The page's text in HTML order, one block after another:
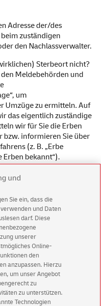
Adresse der/des
zuständigen
den Nachlassverwalter.
Sterbeort nicht?
Meldebehörden und
um
Umzüge zu ermitteln. Auf
das eigentlich zuständige
wir für Sie die Erben
bzw. informieren Sie über
(z. B. „Erbe
Erben bekannt“).
„Erbenermittlung“
und
Sie ein, dass die
und Daten
darf. Diese
unserer
Online-
den
anzupassen. Hierzu
um unser Angebot
zu
zu unterstützen.
Technologien